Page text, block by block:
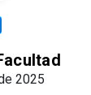
2025